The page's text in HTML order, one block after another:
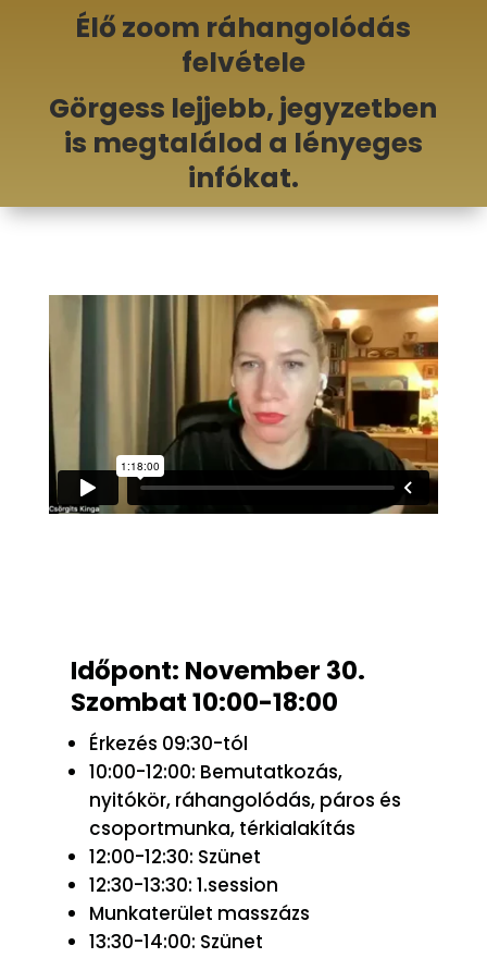
Élő zoom ráhangolódás
felvétele
Görgess lejjebb, jegyzetben
is megtalálod a lényeges
infókat.
Időpont: November 30.
Szombat 10:00-18:00
Érkezés 09:30-tól
10:00-12:00: Bemutatkozás,
nyitókör, ráhangolódás, páros és
csoportmunka, térkialakítás
12:00-12:30: Szünet
12:30-13:30: 1.session
Munkaterület masszázs
13:30-14:00: Szünet